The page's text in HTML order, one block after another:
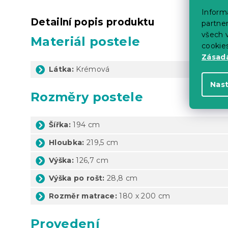
všech
Detailní popis produktu
Materiál postele
Látka: Krémová
Rozměry postele
Šířka: 194 cm
Hloubka: 219,5 cm
Výška: 126,7 cm
Výška po rošt: 28,8 cm
Rozměr matrace: 180 x 200 cm
Provedení